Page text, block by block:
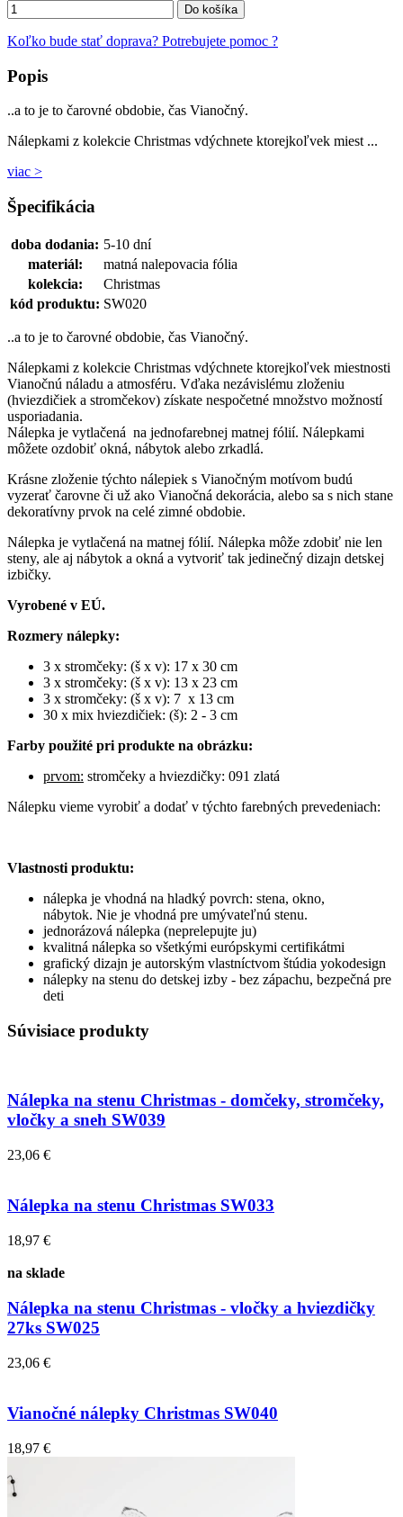
Do košíka
Koľko bude stať doprava? Potrebujete pomoc ?
Popis
..a to je to čarovné obdobie, čas Vianočný.
Nálepkami z kolekcie Christmas vdýchnete ktorejkoľvek miest ...
viac >
Špecifikácia
doba dodania: 5-10 dní
materiál:
matná nalepovacia fólia
kolekcia:
Christmas
kód produktu: SW020
..a to je to čarovné obdobie, čas Vianočný.
Nálepkami z kolekcie Christmas vdýchnete ktorejkoľvek miestnosti
Vianočnú náladu a atmosféru. Vďaka nezávislému zloženiu
(hviezdičiek a stromčekov) získate nespočetné množstvo možností
usporiadania.
Nálepka je vytlačená na jednofarebnej matnej fólií. Nálepkami
môžete ozdobiť okná, nábytok alebo zrkadlá.
Krásne zloženie týchto nálepiek s Vianočným motívom budú
vyzerať čarovne či už ako Vianočná dekorácia, alebo sa s nich stane
dekoratívny prvok na celé zimné obdobie.
Nálepka je vytlačená na matnej fólií. Nálepka môže zdobiť nie len
steny, ale aj nábytok a okná a vytvoriť tak jedinečný dizajn detskej
izbičky.
Vyrobené v EÚ.
Rozmery nálepky:
3 x stromčeky: (š x v): 17 x 30 cm
3 x stromčeky: (š x v): 13 x 23 cm
3 x stromčeky: (š x v): 7 x 13 cm
30 x mix hviezdičiek: (š): 2 - 3 cm
Farby použité pri produkte na obrázku:
prvom: stromčeky a hviezdičky: 091 zlatá
Nálepku vieme vyrobiť a dodať v týchto farebných prevedeniach:
Vlastnosti produktu:
nálepka je vhodná na hladký povrch: stena, okno,
nábytok. Nie je vhodná pre umývateľnú stenu.
jednorázová nálepka (neprelepujte ju)
kvalitná nálepka so všetkými európskymi certifikátmi
grafický dizajn je autorským vlastníctvom štúdia yokodesign
nálepky na stenu do detskej izby - bez zápachu, bezpečná pre
deti
Súvisiace produkty
Nálepka na stenu Christmas - domčeky, stromčeky,
vločky a sneh SW039
23,06 €
Nálepka na stenu Christmas SW033
18,97 €
na sklade
Nálepka na stenu Christmas - vločky a hviezdičky
27ks SW025
23,06 €
Vianočné nálepky Christmas SW040
18,97 €